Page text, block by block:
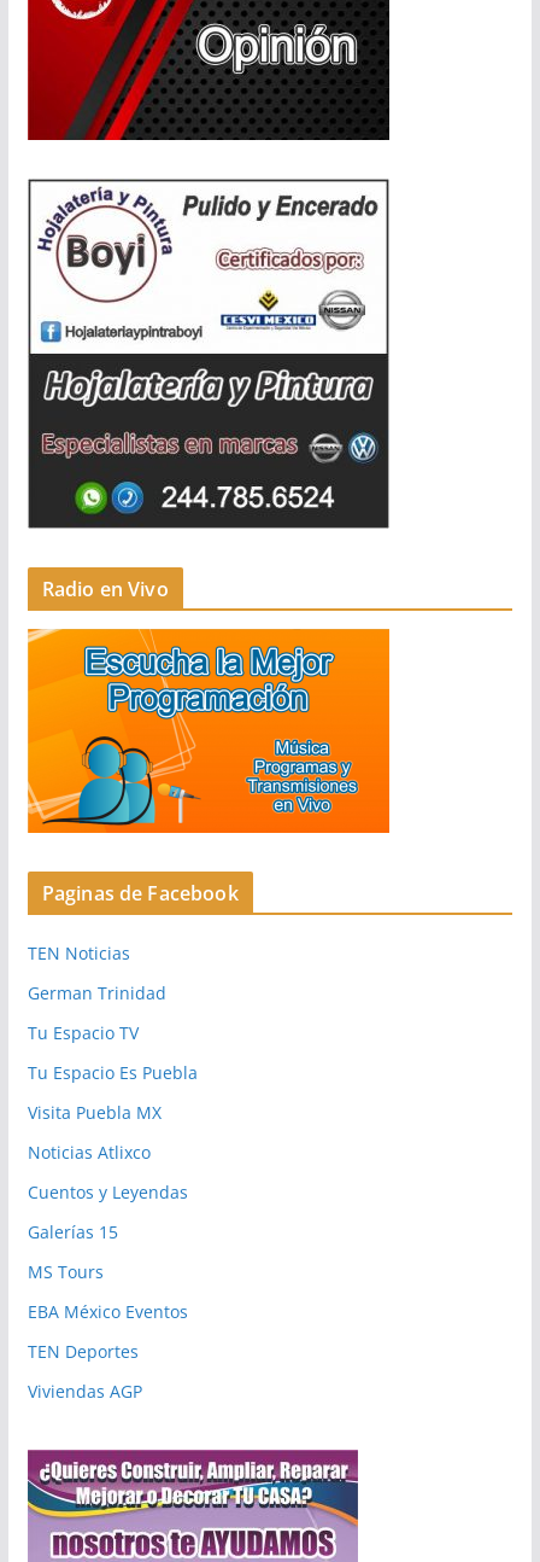
Radio en Vivo
Paginas de Facebook
TEN Noticias
German Trinidad
Tu Espacio TV
Tu Espacio Es Puebla
Visita Puebla MX
Noticias Atlixco
Cuentos y Leyendas
Galerías 15
MS Tours
EBA México Eventos
TEN Deportes
Viviendas AGP